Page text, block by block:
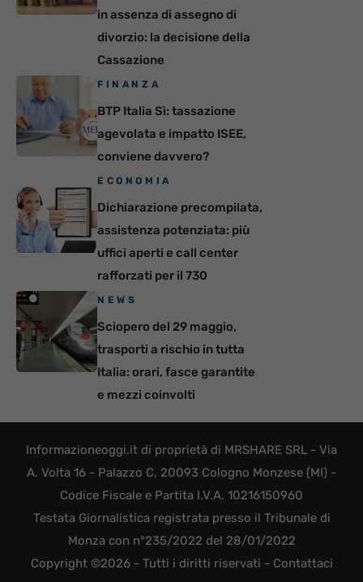
in assenza di assegno di
divorzio: la decisione della
Cassazione
FINANZA
BTP Italia Sì: tassazione
agevolata e impatto ISEE,
conviene davvero?
ECONOMIA
Dichiarazione precompilata,
assistenza potenziata: più
uffici aperti e call center
rafforzati per il 730
NEWS
Sciopero del 29 maggio,
trasporti a rischio in tutta
Italia: orari, fasce garantite
e mezzi coinvolti
Informazioneoggi.it di proprietà di MRSHARE SRL - Via
A. Volta 16 - Palazzo C, 20093 Cologno Monzese (MI) -
Codice Fiscale e Partita I.V.A. 10216150960
Testata Giornalistica registrata presso il Tribunale di
Monza con n°235/2022 del 28/01/2022
Copyright ©2026 - Tutti i diritti riservati - Contattaci